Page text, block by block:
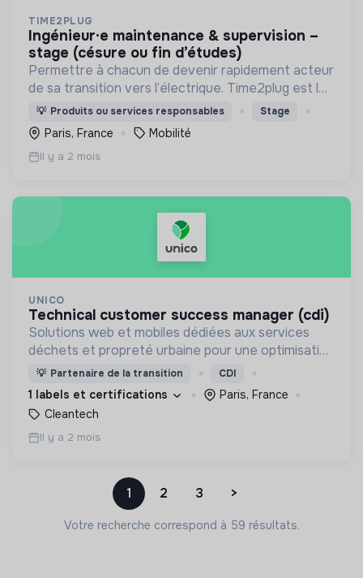
TIME2PLUG
ingénieur·e maintenance & supervision –
stage (césure ou fin d’études)
Permettre à chacun de devenir rapidement acteur
de sa transition vers l’électrique. Time2plug est le
spécialiste pour l'installation et la gestion des
bornes de recharge pour véhicules électriques
💡 Produits ou services responsables Stage
Paris, France Mobilité
Il y a 2 mois
UNICO
technical customer success manager (cdi)
Solutions web et mobiles dédiées aux services
déchets et propreté urbaine pour une optimisation
de leur activité.
💡 Partenaire de la transition CDI
1 labels et certifications
Paris, France
Cleantech
Il y a 2 mois
1 2 3 >
Votre recherche correspond à 59 résultats.